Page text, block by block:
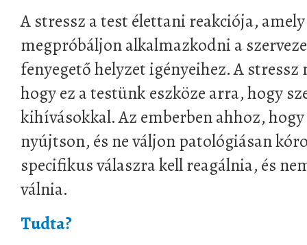
A stressz a test élettani reakciója,
megpróbáljon alkalmazkodni a
fenyegető helyzet igényeihez. A
hogy ez a testünk eszköze arra, hogy
kihívásokkal. Az emberben ahhoz,
nyújtson, és ne váljon patológiásan
specifikus válaszra kell reagálnia, és
válnia.
Tudta?